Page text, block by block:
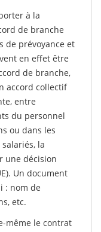
à la
de branche
de prévoyance et
en effet être
de branche,
accord collectif
entre
du personnel
ou dans les
la
une décision
Un document
: nom de
etc.
même le contrat